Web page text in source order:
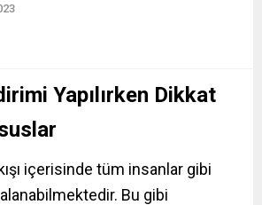
Yapılırken Dikkat
içerisinde tüm insanlar gibi
Bu gibi